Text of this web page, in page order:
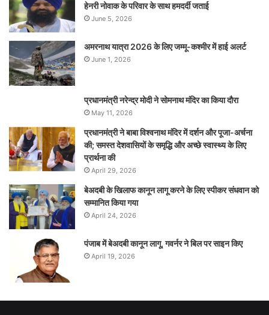
हेनरी नोवाक के परिवार के साथ हमदर्दी जताई
June 5, 2026
अमरनाथ यात्रा 2026 के लिए जम्मू-कश्मीर में हाई अलर्ट
June 1, 2026
प्रधानमंत्री नरेन्‍द्र मोदी ने सोमनाथ मंदिर का किया दौरा
May 11, 2026
प्रधानमंत्री ने बाबा विश्वनाथ मंदिर में दर्शन और पूजा-अर्चना
की; समस्‍त देशवासियों के समृद्धि और अच्छे स्वास्थ्य के लिए
प्रार्थना की
April 29, 2026
बेअदबी के खिलाफ कानून लागू करने के लिए स्पीकर संधवान को
सम्मानित किया गया
April 24, 2026
पंजाब में बेअदबी कानून लागू, गवर्नर ने बिल पर साइन किए
April 19, 2026